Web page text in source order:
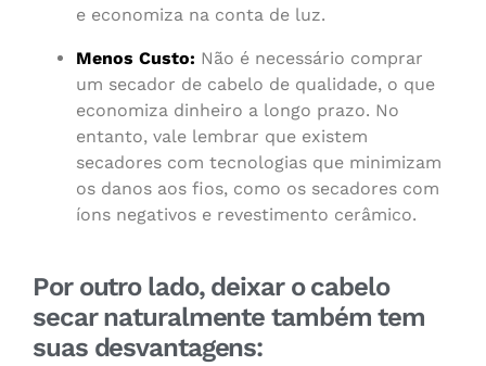
e economiza na conta de luz.
Menos Custo: Não é necessário comprar
um secador de cabelo de qualidade, o que
economiza dinheiro a longo prazo. No
entanto, vale lembrar que existem
secadores com tecnologias que minimizam
os danos aos fios, como os secadores com
íons negativos e revestimento cerâmico.
Por outro lado, deixar o cabelo
secar naturalmente também tem
suas desvantagens: